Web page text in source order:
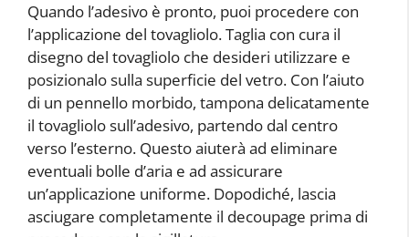
Quando l’adesivo è pronto, puoi procedere con
l’applicazione del tovagliolo. Taglia con cura il
disegno del tovagliolo che desideri utilizzare e
posizionalo sulla superficie del vetro. Con l’aiuto
di un pennello morbido, tampona delicatamente
il tovagliolo sull’adesivo, partendo dal centro
verso l’esterno. Questo aiuterà ad eliminare
eventuali bolle d’aria e ad assicurare
un’applicazione uniforme. Dopodiché, lascia
asciugare completamente il decoupage prima di